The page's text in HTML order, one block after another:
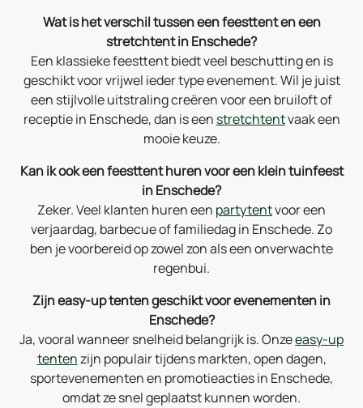
Wat is het verschil tussen een feesttent en een
stretchtent in Enschede?
Een klassieke feesttent biedt veel beschutting en is
geschikt voor vrijwel ieder type evenement. Wil je juist
een stijlvolle uitstraling creëren voor een bruiloft of
receptie in Enschede, dan is een stretchtentvaak een
mooie keuze.
Kan ik ook een feesttent huren voor een klein tuinfeest
in Enschede?
Zeker. Veel klanten huren een partytentvoor een
verjaardag, barbecue of familiedag in Enschede. Zo
ben je voorbereid op zowel zon als een onverwachte
regenbui.
Zijn easy-up tenten geschikt voor evenementen in
Enschede?
Ja, vooral wanneer snelheid belangrijk is. Onzeeasy-up
tentenzijn populair tijdens markten, open dagen,
sportevenementen en promotieacties in Enschede,
omdat ze snel geplaatst kunnen worden.